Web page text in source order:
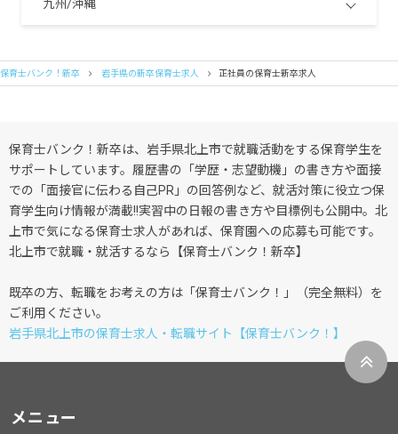
九州/沖縄
保育士バンク！新卒 岩手県の新卒保育士求人 正社員の保育士新卒求人
保育士バンク！新卒は、岩手県北上市で就職活動をする保育学生を
サポートしています。履歴書の「学歴・志望動機」の書き方や面接
での「面接官に伝わる自己PR」の回答例など、就活対策に役立つ保
育学生向け情報が満載!!実習中の日報の書き方や目標例も公開中。北
上市で気になる保育士求人があれば、保育園への応募も可能です。
北上市で就職・就活するなら【保育士バンク！新卒】
既卒の方、転職をお考えの方は「保育士バンク！」（完全無料）を
ご利用ください。
岩手県北上市の保育士求人・転職サイト【保育士バンク！】
メニュー